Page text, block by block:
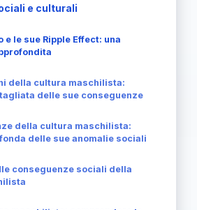
e culturali
e le sue Ripple Effect: una
della cultura maschilista:
delle sue conseguenze
della cultura maschilista:
delle sue anomalie sociali
conseguenze sociali della